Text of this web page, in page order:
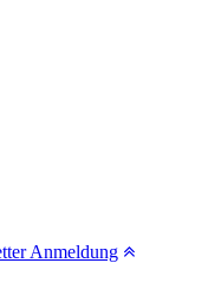
Anmeldung